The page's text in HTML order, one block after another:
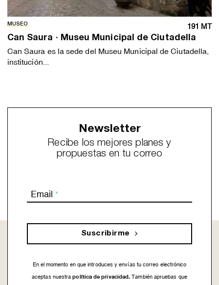
MUSEO 191 MT
Can Saura · Museu Municipal de Ciutadella
Can Saura es la sede del Museu Municipal de Ciutadella,
institución...
Newsletter
Recibe los mejores planes y
propuestas en tu correo
Email *
Suscribirme
En el momento en que introduces y envías tu correo electrónico
aceptas nuestra política de privacidad. También apruebas que